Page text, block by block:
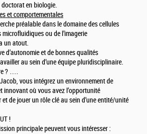
doctorat en biologie.
et comportementales
préalable dans le domaine des cellules
ou de l’imagerie
un atout.
d’autonomie et de bonnes qualités
au sein d’une équipe pluridisciplinaire.
? ….
vous intégrez un environnement de
innovant où vous avez l’opportunité
et de jouer un rôle clé au sein d’une entité/unité
!
principale peuvent vous intéresser :